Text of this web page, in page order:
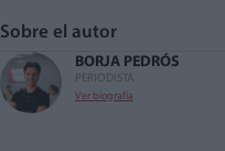
Sobre el autor
BORJA PEDRÓS
PERIODISTA
Ver biografía